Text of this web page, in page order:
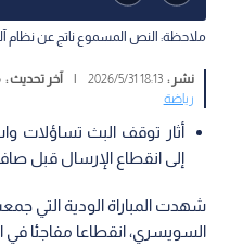
ملاحظة: النص المسموع ناتج عن نظام
نشر :18:13 2026/5/31
| آخر تحديث :
رياضة
أثار توقف البث تساؤلات
إلى انقطاع الإرسال قبل
شهدت المباراة الودية التي
السويسري، انقطاعا مفاجئا في